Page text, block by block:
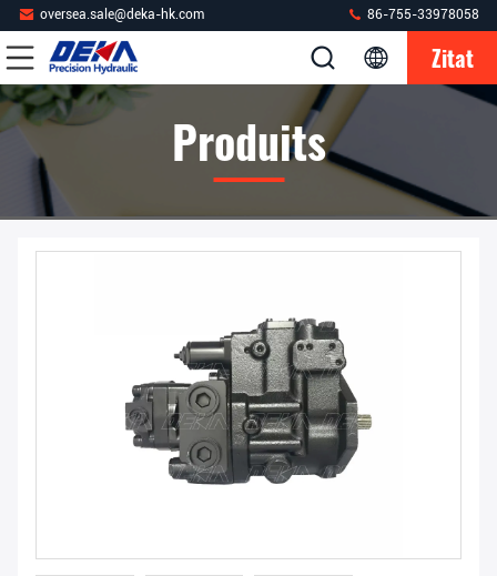
oversea.sale@deka-hk.com 86-755-33978058
Zitat
Produits